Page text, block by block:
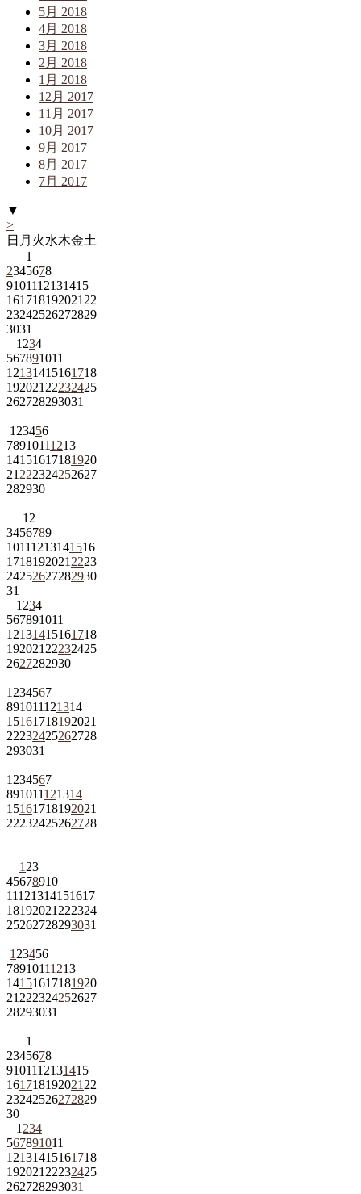
5月 2018
4月 2018
3月 2018
2月 2018
1月 2018
12月 2017
11月 2017
10月 2017
9月 2017
8月 2017
7月 2017
▼
>
日 月 火水木金土
1
2345678
9101112131415
161718192021 22
23242526272829
3031
1 234
567891011
12131415161718
192021 22232425
262728293031
1 23456
78910111213
14151617181920
21 222324252627
282930
1 2
3456789
10111213141516
1718192021 2223
24252627282930
31
1 234
567891011
12131415161718
192021 22232425
2627282930
1 234567
891011121314
15161718192021
22232425262728
293031
1 234567
891011121314
15161718192021
22232425262728
1 23
45678910
11121314151617
18192021 222324
25262728293031
1 23456
78910111213
14151617181920
21 222324252627
28293031
1
2345678
9101112131415
161718192021 22
23242526272829
30
1 234
567891011
12131415161718
192021 22232425
262728293031